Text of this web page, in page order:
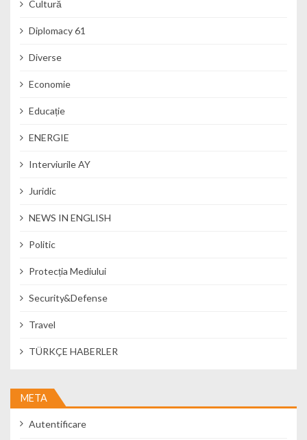
Cultură
Diplomacy 61
Diverse
Economie
Educație
ENERGIE
Interviurile AY
Juridic
NEWS IN ENGLISH
Politic
Protecția Mediului
Security&Defense
Travel
TÜRKÇE HABERLER
META
Autentificare